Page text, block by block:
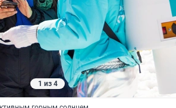
1 из 4